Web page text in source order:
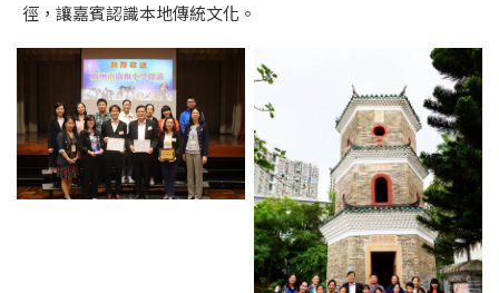
徑，讓嘉賓認識本地傳統文化。